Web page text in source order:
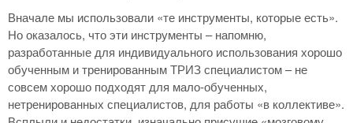
Вначале мы использовали «те инструменты, которые есть».
Но оказалось, что эти инструменты – напомню,
разработанные для индивидуального использования хорошо
обученным и тренированным ТРИЗ специалистом – не
совсем хорошо подходят для мало-обученных,
нетренированных специалистов, для работы «в коллективе».